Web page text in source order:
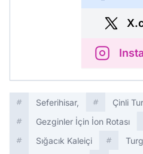
Seferihisar, Çinli
Gezginler İçin İon Rotası
Sığacık Kaleiçi